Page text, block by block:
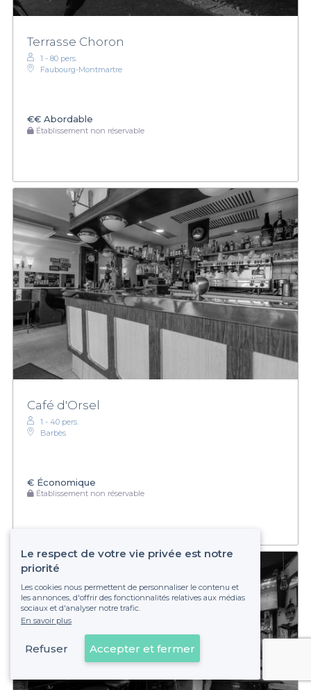
Terrasse Choron
1 - 80 pers.
Faubourg-Montmartre
€€ Abordable
Établissement non réservable
Café d'Orsel
1 - 40 pers.
Barbès
€ Économique
Établissement non réservable
Voir sur la carte
Le respect de votre vie privée est notre
priorité
Les cookies nous permettent de personnaliser le contenu et
les annonces, d'offrir des fonctionnalités relatives aux médias
sociaux et d'analyser notre trafic.
En savoir plus
Refuser Accepter et fermer